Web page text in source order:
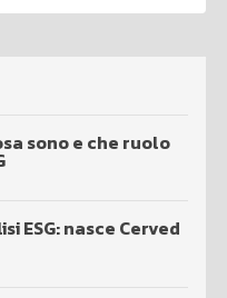
sono e che ruolo
ESG: nasce Cerved